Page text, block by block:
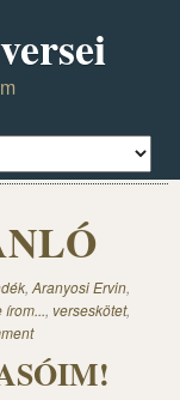
, Aranyosi Ervin,
írom..., verseskötet,